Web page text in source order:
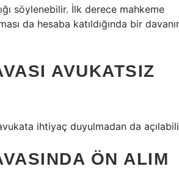
söylenebilir. İlk derece mahkeme
da hesaba katıldığında bir
AVUKATSIZ
ihtiyaç duyulmadan da
ÖN ALIM